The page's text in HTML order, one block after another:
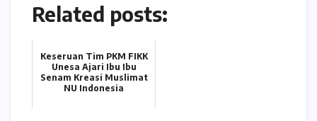
Related posts:
Keseruan Tim PKM FIKK
Unesa Ajari Ibu Ibu
Senam Kreasi Muslimat
NU Indonesia